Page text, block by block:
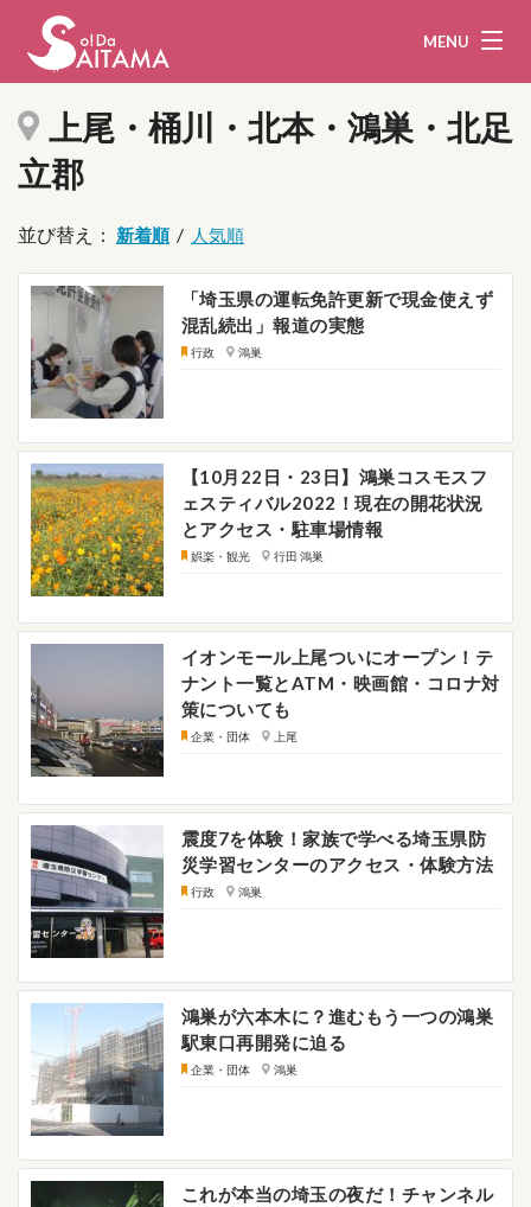
MENU
企業・団体
まとめ！
地域から探す
募集！
運営団体 ライター
上尾・桶川・北本・鴻巣・北足
立郡
並び替え： /
「埼玉県の運転免許更新で現金使えず
混乱続出」報道の実態
行政 鴻巣
【10月22日・23日】鴻巣コスモスフ
ェスティバル2022！現在の開花状況
とアクセス・駐車場情報
娯楽・観光 行田 鴻巣
イオンモール上尾ついにオープン！テ
ナント一覧とATM・映画館・コロナ対
策についても
企業・団体 上尾
震度7を体験！家族で学べる埼玉県防
災学習センターのアクセス・体験方法
行政 鴻巣
鴻巣が六本木に？進むもう一つの鴻巣
駅東口再開発に迫る
企業・団体 鴻巣
これが本当の埼玉の夜だ！チャンネル